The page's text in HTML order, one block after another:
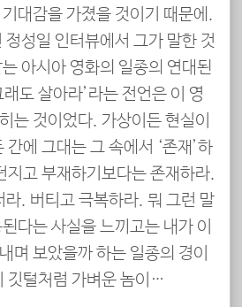
대감을 가졌을 것이기 때문에.
성일 인터뷰에서 그가 말한 것
아시아 영화의 일종의 연대된
도 살아라’라는 전언은 이 영
는 것이었다. 가상이든 현실이
에 그대는 그 속에서 ‘존재’하
지고 부재하기보다는 존재하라.
라. 버티고 극복하라. 뭐 그런 말
다는 사실을 느끼고는 내가 이
며 보았을까 하는 일종의 경이
깃털처럼 가벼운 놈이…